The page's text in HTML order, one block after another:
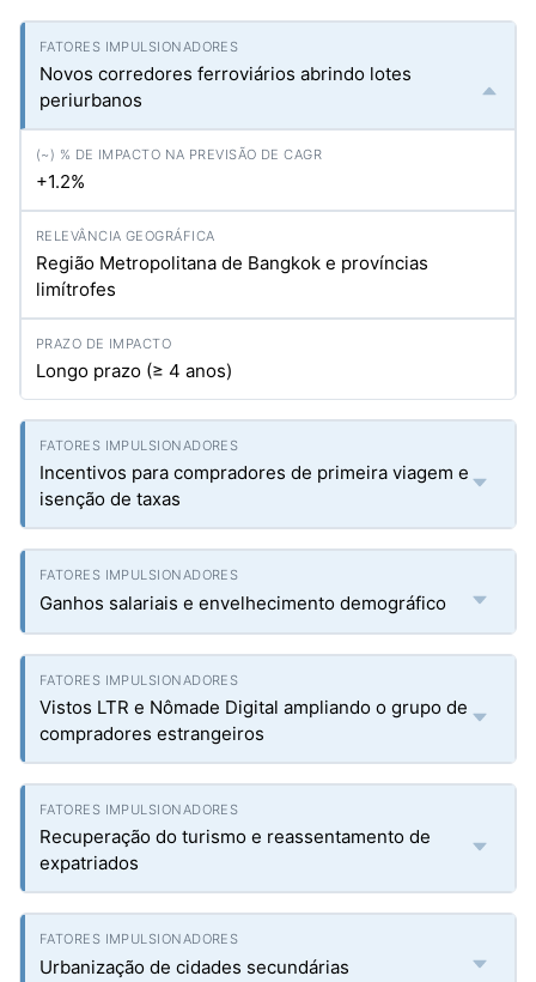
Novos corredores ferroviários abrindo lotes
periurbanos
+1.2%
Região Metropolitana de Bangkok e províncias
limítrofes
Longo prazo (≥ 4 anos)
Incentivos para compradores de primeira viagem e
isenção de taxas
Ganhos salariais e envelhecimento demográfico
Vistos LTR e Nômade Digital ampliando o grupo de
compradores estrangeiros
Recuperação do turismo e reassentamento de
expatriados
Urbanização de cidades secundárias